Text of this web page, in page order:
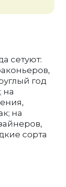
сетуют:
год
на
на
сорта